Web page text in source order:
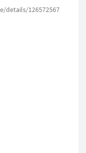
details/126572567